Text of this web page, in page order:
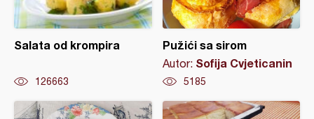
Salata od krompira
126663
Pužići sa sirom
Autor: Sofija Cvjeticanin
5185